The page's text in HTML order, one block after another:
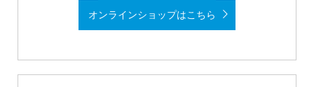
オンラインショップはこちら